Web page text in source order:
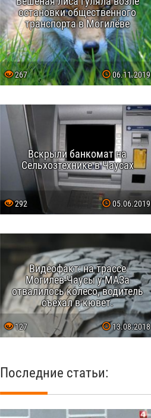
остановки общественного
транспорта в Могилёве
267 06.11.2019
Вскрыли банкомат на
Сельхозтехнике в Чаусах
292 05.06.2019
Видеофакт: на трассе
Могилев-Чаусы у МАЗа
отвалилось колесо, водитель
съехал в кювет.
127 13.08.2018
Последние статьи: